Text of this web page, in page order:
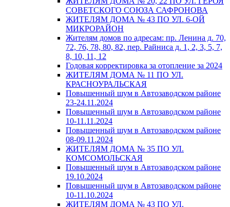
СОВЕТСКОГО СОЮЗА САФРОНОВА
ЖИТЕЛЯМ ДОМА № 43 ПО УЛ. 6-ОЙ
МИКРОРАЙОН
Жителям домов по адресам: пр. Ленина д. 70,
72, 76, 78, 80, 82, пер. Райниса д. 1, 2, 3, 5, 7,
8, 10, 11, 12
Годовая корректировка за отопление за 2024
ЖИТЕЛЯМ ДОМА № 11 ПО УЛ.
КРАСНОУРАЛЬСКАЯ
Повышенный шум в Автозаводском районе
23-24.11.2024
Повышенный шум в Автозаводском районе
10-11.11.2024
Повышенный шум в Автозаводском районе
08-09.11.2024
ЖИТЕЛЯМ ДОМА № 35 ПО УЛ.
КОМСОМОЛЬСКАЯ
Повышенный шум в Автозаводском районе
19.10.2024
Повышенный шум в Автозаводском районе
10-11.10.2024
ЖИТЕЛЯМ ДОМА № 43 ПО УЛ.